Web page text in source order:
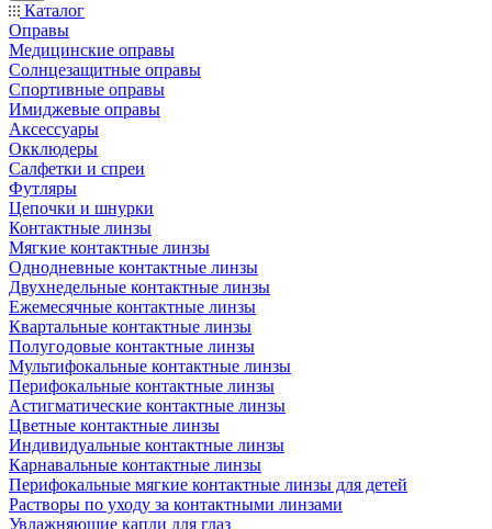
Каталог
Оправы
Медицинские оправы
Солнцезащитные оправы
Спортивные оправы
Имиджевые оправы
Аксессуары
Окклюдеры
Салфетки и спреи
Футляры
Цепочки и шнурки
Контактные линзы
Мягкие контактные линзы
Однодневные контактные линзы
Двухнедельные контактные линзы
Ежемесячные контактные линзы
Квартальные контактные линзы
Полугодовые контактные линзы
Мультифокальные контактные линзы
Перифокальные контактные линзы
Астигматические контактные линзы
Цветные контактные линзы
Индивидуальные контактные линзы
Карнавальные контактные линзы
Перифокальные мягкие контактные линзы для детей
Растворы по уходу за контактными линзами
Увлажняющие капли для глаз